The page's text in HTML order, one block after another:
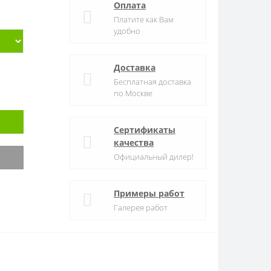
Оплата
Платите как Вам
удобно
Доставка
Бесплатная доставка
по Москве
Сертификаты
качества
Официальный дилер!
Примеры работ
Галерея работ